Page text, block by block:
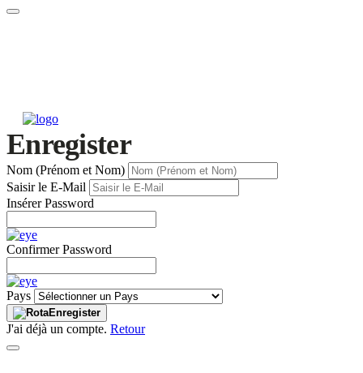
Enregister
Nom (Prénom et Nom)
Saisir le E-Mail
Insérer Password
Confirmer Password
Pays
Enregister
J'ai déjà un compte. Retour